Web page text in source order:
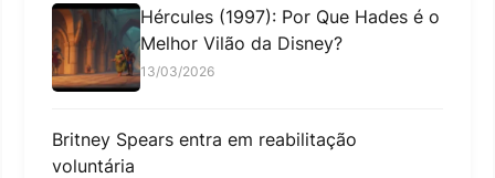
Hércules (1997): Por Que Hades é o
Melhor Vilão da Disney?
13/03/2026
Britney Spears entra em reabilitação
voluntária